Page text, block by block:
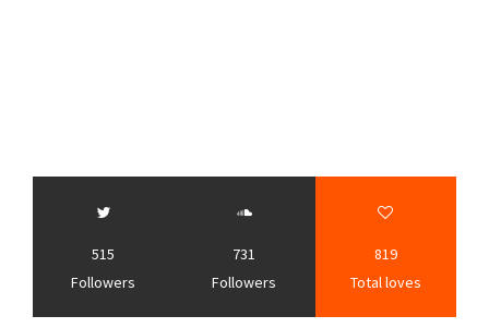
515
Followers
731
Followers
819
Total loves